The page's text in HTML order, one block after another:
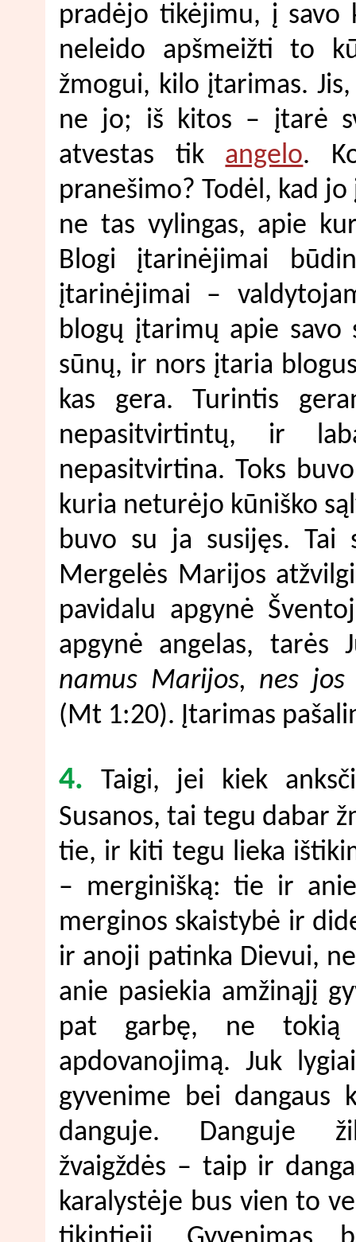
pradėjo tikėjimu, į savo
neleido apšmeižti to
žmogui, kilo įtarimas.
ne jo; iš kitos – įtarė
atvestas tik angelo.
pranešimo? Todėl, kad
ne tas vylingas, apie
Blogi įtarinėjimai
įtarinėjimai –
blogų įtarimų apie savo
sūnų, ir nors įtaria
kas gera. Turintis
nepasitvirtintų, ir
nepasitvirtina. Toks
kuria neturėjo kūniško
buvo su ja susijęs. Tai
Mergelės Marijos
pavidalu apgynė
apgynė angelas, tarės
namus Marijos, nes jos
(Mt 1:20). Įtarimas
4. Taigi, jei kiek
Susanos, tai tegu dabar
tie, ir kiti tegu lieka
– merginišką: tie ir
merginos skaistybė ir
ir anoji patinka Dievui,
anie pasiekia amžinąjį
pat garbę, ne
apdovanojimą. Juk
gyvenime bei dangaus
danguje. Danguje
žvaigždės – taip ir
karalystėje bus vien to